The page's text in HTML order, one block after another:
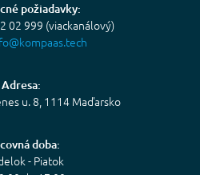
požiadavky:
02 999 (viackanálový)
Adresa:
u. 8, 1114 Maďarsko
doba:
- Piatok